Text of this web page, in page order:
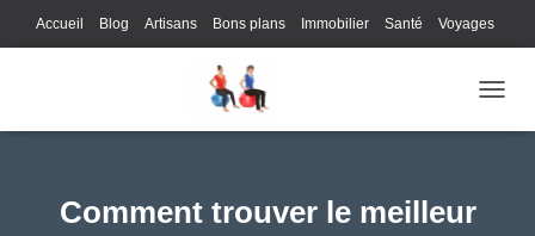
Accueil Blog Artisans Bons plans Immobilier Santé Voyages
Loisirs
Comment trouver le meilleur